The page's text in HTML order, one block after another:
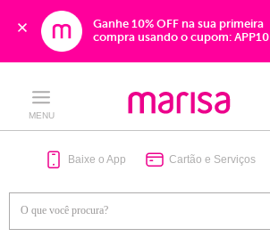
Ganhe 10% OFF na sua primeira
compra usando o cupom: APP10
content
navigation
MENU
Baixe o App Cartão e Serviços